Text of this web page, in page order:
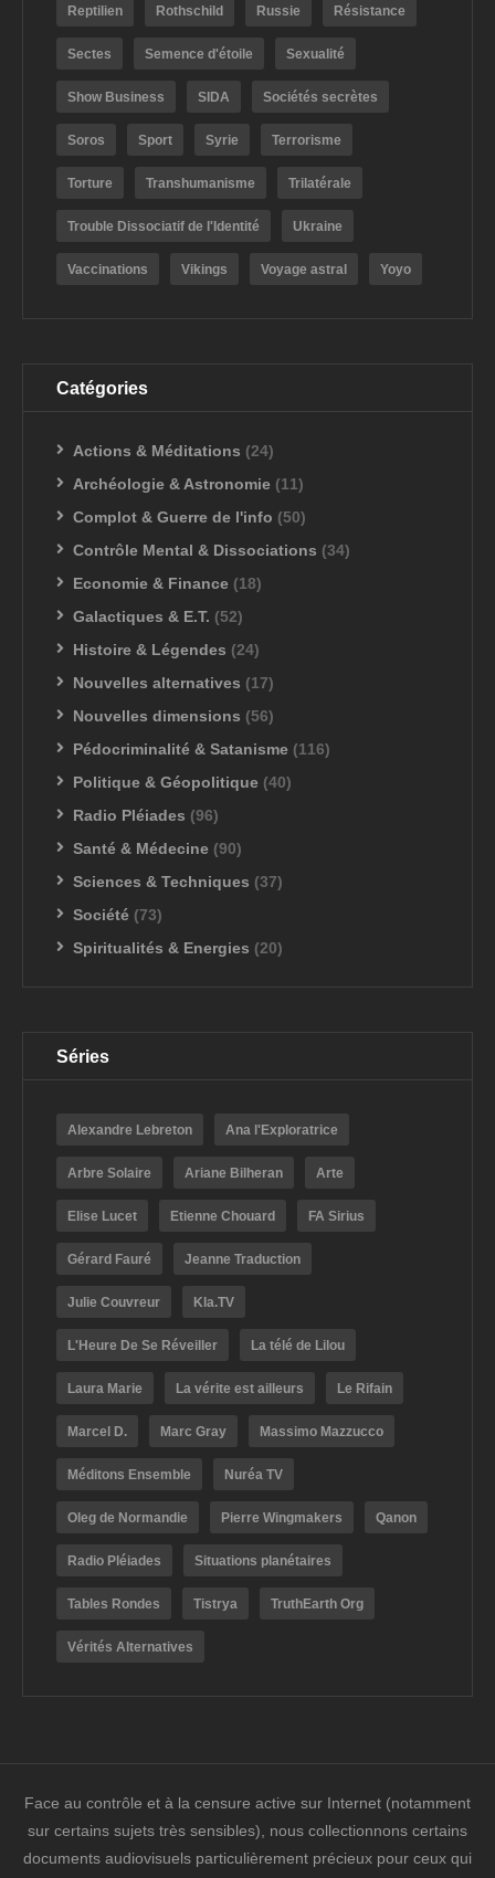
Reptilien Rothschild Russie Résistance
Sectes Semence d'étoile Sexualité
Show Business SIDA Sociétés secrètes
Soros Sport Syrie Terrorisme
Torture Transhumanisme Trilatérale
Trouble Dissociatif de l'Identité Ukraine
Vaccinations Vikings Voyage astral Yoyo
Catégories
Actions & Méditations (24)
Archéologie & Astronomie (11)
Complot & Guerre de l'info (50)
Contrôle Mental & Dissociations (34)
Economie & Finance (18)
Galactiques & E.T. (52)
Histoire & Légendes (24)
Nouvelles alternatives (17)
Nouvelles dimensions (56)
Pédocriminalité & Satanisme (116)
Politique & Géopolitique (40)
Radio Pléiades (96)
Santé & Médecine (90)
Sciences & Techniques (37)
Société (73)
Spiritualités & Energies (20)
Séries
Alexandre Lebreton Ana l'Exploratrice
Arbre Solaire Ariane Bilheran Arte
Elise Lucet Etienne Chouard FA Sirius
Gérard Fauré Jeanne Traduction
Julie Couvreur Kla.TV
L'Heure De Se Réveiller La télé de Lilou
Laura Marie La vérite est ailleurs Le Rifain
Marcel D. Marc Gray Massimo Mazzucco
Méditons Ensemble Nuréa TV
Oleg de Normandie Pierre Wingmakers Qanon
Radio Pléiades Situations planétaires
Tables Rondes Tistrya TruthEarth Org
Vérités Alternatives
Face au contrôle et à la censure active sur Internet (notamment
sur certains sujets très sensibles), nous collectionnons certains
documents audiovisuels particulièrement précieux pour ceux qui